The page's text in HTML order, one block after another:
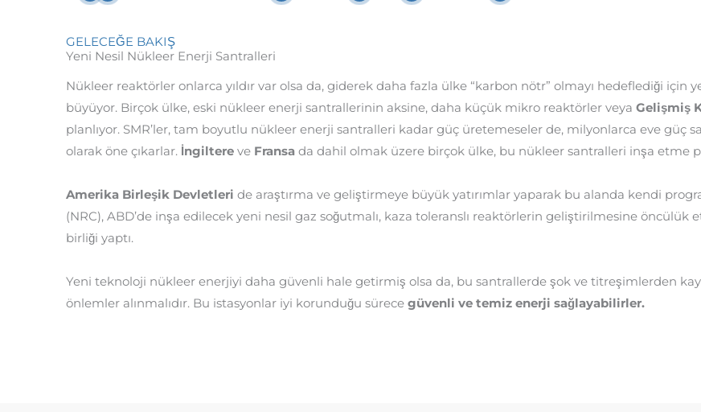
GELECEĞE BAKIŞ
Yeni Nesil Nükleer Enerji Santralleri
Nükleer reaktörler onlarca yıldır var olsa da, giderek daha fazla ülke “karbon nötr” olmayı hedeflediği
büyüyor. Birçok ülke, eski nükleer enerji santrallerinin aksine, daha küçük mikro reaktörler veya Gelişmiş
planlıyor. SMR’ler, tam boyutlu nükleer enerji santralleri kadar güç üretemeseler de, milyonlarca eve güç
olarak öne çıkarlar. İngiltere ve Fransa da dahil olmak üzere birçok ülke, bu nükleer santralleri inşa etme
Amerika Birleşik Devletleri de araştırma ve geliştirmeye büyük yatırımlar yaparak bu alanda kendi
(NRC), ABD’de inşa edilecek yeni nesil gaz soğutmalı, kaza toleranslı reaktörlerin geliştirilmesine
birliği yaptı.
Yeni teknoloji nükleer enerjiyi daha güvenli hale getirmiş olsa da, bu santrallerde şok ve titreşimlerden
önlemler alınmalıdır. Bu istasyonlar iyi korunduğu sürece güvenli ve temiz enerji sağlayabilirler.